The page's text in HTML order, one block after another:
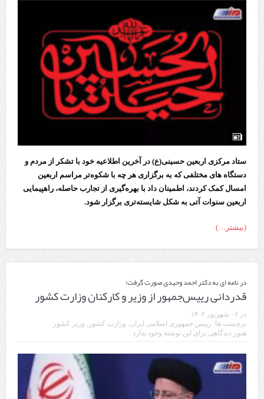
ستاد مرکزی اربعین حسینی(ع) در آخرین اطلاعیه خود با تشکر از مردم و
دستگاه های مختلفی که به برگزاری هر چه با شکوه‌تر مراسم اربعین
امسال کمک کردند، اطمینان داد با بهره‌گیری از تجارب حاصله، راهپیمایی
اربعین سنوات آتی به شکل شایسته‌تری برگزار شود.
(بیشتر…)
در نامه ای به دکتر احمد وحیدی صورت گرفت؛
قدردانی رییس‌جمهور از وزیر و کارکنان وزارت کشور
در ۰۶ شهریور ۱۴۰۲
برچسب ها: رییس‌ جمهوری اسلامی ایران وزارت کشور
وزیر کشور
هنوز دیدگاهی برای این نوشته وجود ندارد